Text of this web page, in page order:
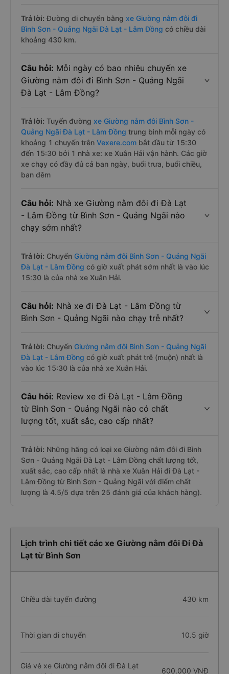
Trả lời: Đường di chuyển bằng xe Giường nằm đôi đi
Bình Sơn - Quảng Ngãi Đà Lạt - Lâm Đồng có chiều dài
khoảng 430 km.
Câu hỏi: Mỗi ngày có bao nhiêu chuyến xe
Giường nằm đôi đi Bình Sơn - Quảng Ngãi
Đà Lạt - Lâm Đồng?
Trả lời: Tuyến đường xe Giường nằm đôi Bình Sơn -
Quảng Ngãi Đà Lạt - Lâm Đồng trung bình mỗi ngày có
khoảng 1 chuyến trên Vexere.com bắt đầu từ 15:30
đến 15:30 bởi 1 nhà xe: xe Xuân Hải vận hành. Các giờ
xe chạy có đầy đủ cả ban ngày, buổi trưa, buổi chiều,
ban đêm
Câu hỏi: Nhà xe Giường nằm đôi đi Đà Lạt
- Lâm Đồng từ Bình Sơn - Quảng Ngãi nào
chạy sớm nhất?
Trả lời: Chuyến Giường nằm đôi Bình Sơn - Quảng Ngãi
Đà Lạt - Lâm Đồng có giờ xuất phát sớm nhất là vào lúc
15:30 là của nhà xe Xuân Hải.
Câu hỏi: Nhà xe đi Đà Lạt - Lâm Đồng từ
Bình Sơn - Quảng Ngãi nào chạy trễ nhất?
Trả lời: Chuyến Giường nằm đôi Bình Sơn - Quảng Ngãi
Đà Lạt - Lâm Đồng có giờ xuất phát trễ (muộn) nhất là
vào lúc 15:30 là của nhà xe Xuân Hải.
Câu hỏi: Review xe đi Đà Lạt - Lâm Đồng
từ Bình Sơn - Quảng Ngãi nào có chất
lượng tốt, xuất sắc, cao cấp nhất?
Trả lời: Những hãng có loại xe Giường nằm đôi đi Bình
Sơn - Quảng Ngãi Đà Lạt - Lâm Đồng chất lượng tốt,
xuất sắc, cao cấp nhất là nhà xe Xuân Hải đi Đà Lạt -
Lâm Đồng từ Bình Sơn - Quảng Ngãi với điểm chất
lượng là 4.5/5 dựa trên 25 đánh giá của khách hàng).
Lịch trình chi tiết các xe Giường nằm đôi Đi Đà
Lạt từ Bình Sơn
Chiều dài tuyến đường 430 km
Thời gian di chuyển 10.5 giờ
Giá vé xe Giường nằm đôi đi Đà Lạt
600.000 VNĐ